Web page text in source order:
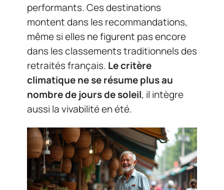
performants. Ces destinations
montent dans les recommandations,
même si elles ne figurent pas encore
dans les classements traditionnels des
retraités français. Le critère
climatique ne se résume plus au
nombre de jours de soleil, il intègre
aussi la vivabilité en été.